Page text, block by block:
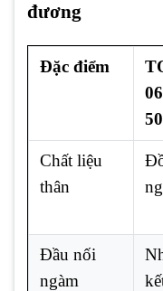
đương
Đặc điểm
Chất liệu
thân
Đầu nối
ngàm